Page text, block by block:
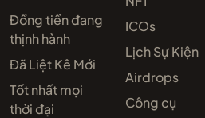
Đồng tiền đang
thịnh hành
Đã Liệt Kê Mới
Tốt nhất mọi
thời đại
ICOs
Lịch Sự Kiện
Airdrops
Công cụ